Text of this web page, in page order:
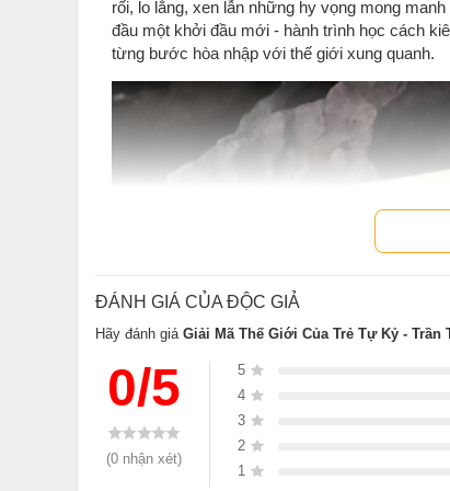
rối, lo lắng, xen lẫn những hy vọng mong
đầu một khởi đầu mới - hành trình học cách
từng bước hòa nhập với thế giới xung quanh.
ĐÁNH GIÁ CỦA ĐỘC GIẢ
Hãy đánh giá Giải Mã Thế Giới Của Trẻ Tự Kỷ - Trần
0/5
(0 nhận xét)
5
4
3
2
1